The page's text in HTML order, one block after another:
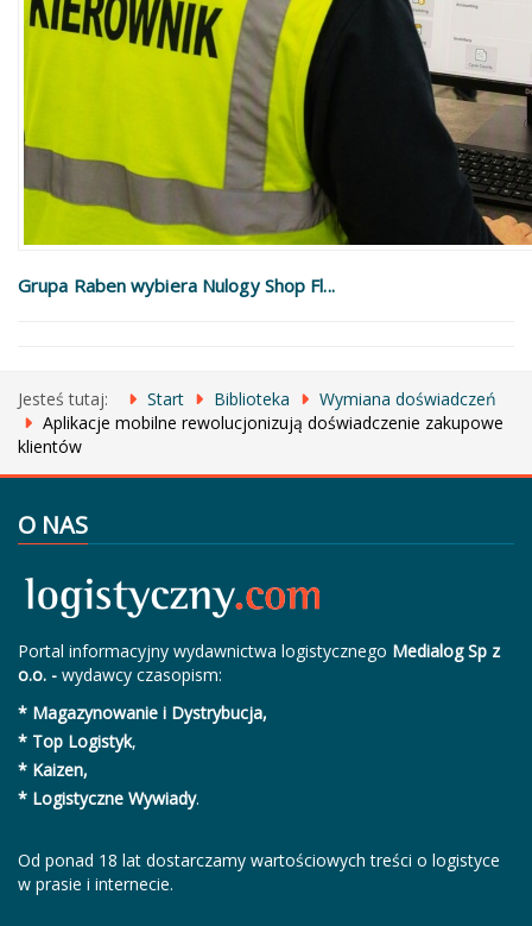
Grupa Raben wybiera Nulogy Shop Fl...
Jesteś tutaj: Start Biblioteka
Wymiana doświadczeń
Aplikacje mobilne rewolucjonizują doświadczenie zakupowe
klientów
O NAS
Portal informacyjny wydawnictwa logistycznego Medialog Sp z
o.o. - wydawcy czasopism:
* Magazynowanie i Dystrybucja,
* Top Logistyk,
* Kaizen,
* Logistyczne Wywiady.
Od ponad 18 lat dostarczamy wartościowych treści o logistyce
w prasie i internecie.